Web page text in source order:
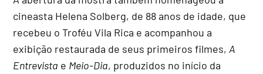
cineasta Helena Solberg, de 88 anos de idade, que
recebeu o Troféu Vila Rica e acompanhou a
exibição restaurada de seus primeiros filmes,A
Entrevista e Meio-Dia, produzidos no início da